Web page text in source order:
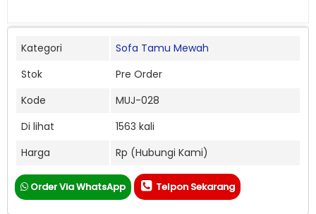
Kategori
Sofa Tamu Mewah
Stok
Pre Order
Kode
MUJ-028
Di lihat
1563 kali
Harga
Rp (Hubungi Kami)
Order Via WhatsApp Telpon Sekarang